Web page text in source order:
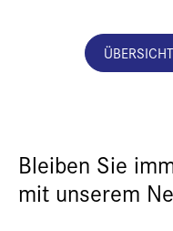
Bleiben Sie
mit unserem